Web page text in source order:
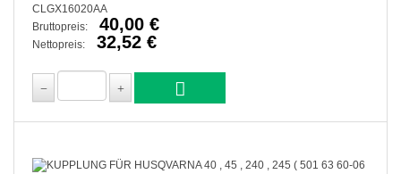
CLGX16020AA
Bruttopreis:
40,00 €
Nettopreis: 32,52 €